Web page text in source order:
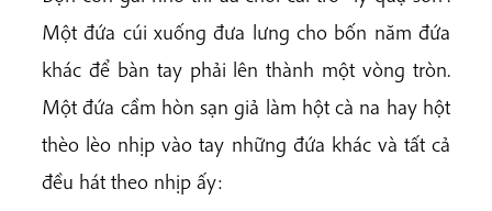
Một đứa cúi xuống đưa lưng cho bốn năm đứa
khác để bàn tay phải lên thành một vòng tròn.
Một đứa cầm hòn sạn giả làm hột cà na hay hột
thèo lèo nhịp vào tay những đứa khác và tất cả
đều hát theo nhịp ấy: